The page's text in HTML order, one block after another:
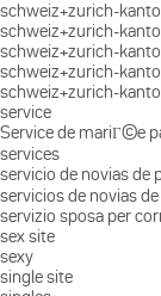
schweiz+zurich-
schweiz+zurich-
schweiz+zurich-
schweiz+zurich-
schweiz+zurich-
service
Service de mariГ©e
services
servicio de novias de
servicios de novias
servizio sposa per
sex site
sexy
single site